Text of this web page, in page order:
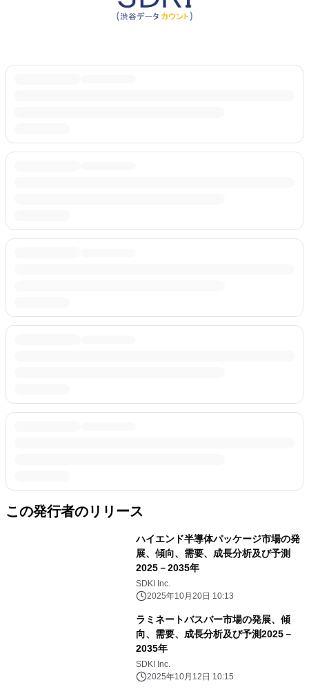
この発行者のリリース
ハイエンド半導体パッケージ市場の発
展、傾向、需要、成長分析及び予測
2025－2035年
SDKI Inc.
2025年10月20日 10:13
ラミネートバスバー市場の発展、傾
向、需要、成長分析及び予測2025－
2035年
SDKI Inc.
2025年10月12日 10:15